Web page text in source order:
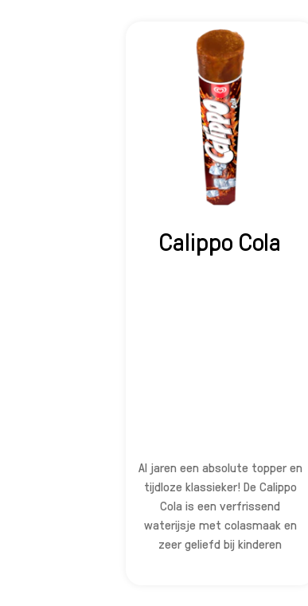
Calippo Cola
Al jaren een absolute topper en
tijdloze klassieker! De Calippo
Cola is een verfrissend
waterijsje met colasmaak en
zeer geliefd bij kinderen